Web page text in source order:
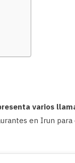
varios
en Irun